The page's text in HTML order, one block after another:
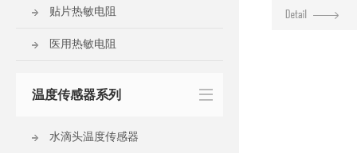
贴片热敏电阻
医用热敏电阻
温度传感器系列
水滴头温度传感器